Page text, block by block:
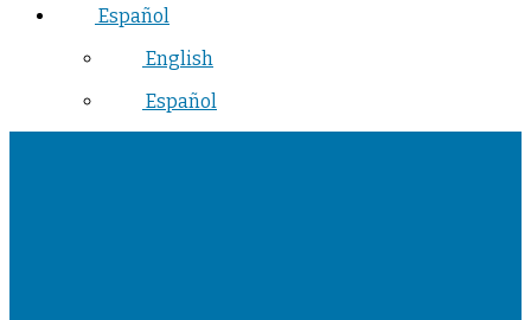
Español
English
Español